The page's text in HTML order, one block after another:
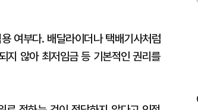
여부다. 배달라이더나 택배기사처럼
지 않아 최저임금 등 기본적인 권리를